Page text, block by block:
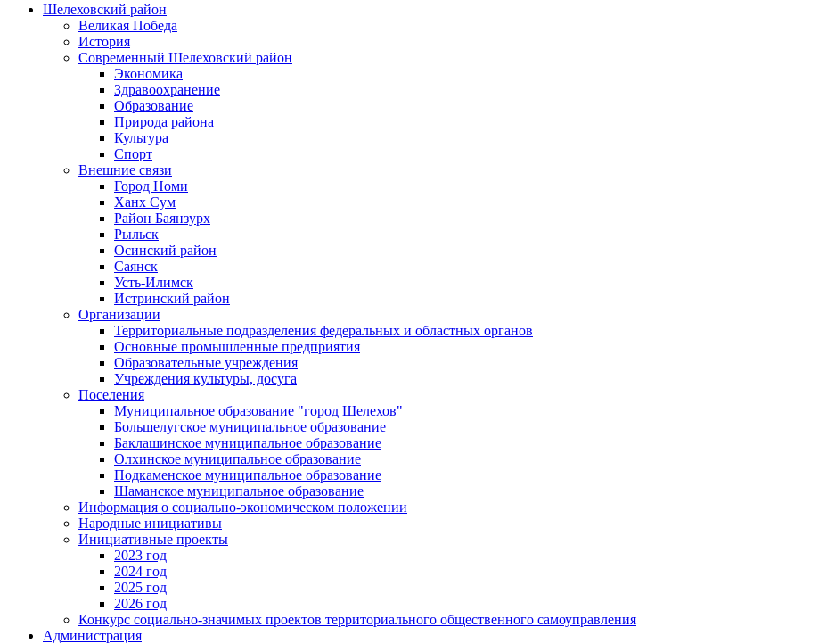
Шелеховский район
Великая Победа
История
Современный Шелеховский район
Экономика
Здравоохранение
Образование
Природа района
Культура
Спорт
Внешние связи
Город Номи
Ханх Сум
Район Баянзурх
Рыльск
Осинский район
Саянск
Усть-Илимск
Истринский район
Организации
Территориальные подразделения федеральных и областных органов
Основные промышленные предприятия
Образовательные учреждения
Учреждения культуры, досуга
Поселения
Муниципальное образование "город Шелехов"
Большелугское муниципальное образование
Баклашинское муниципальное образование
Олхинское муниципальное образование
Подкаменское муниципальное образование
Шаманское муниципальное образование
Информация о социально-экономическом положении
Народные инициативы
Инициативные проекты
2023 год
2024 год
2025 год
2026 год
Конкурс социально-значимых проектов территориального общественного самоуправления
Администрация